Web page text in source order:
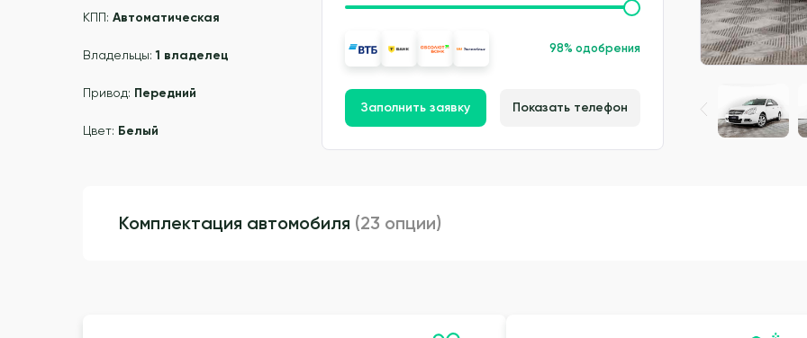
КПП: Автоматическая
Владельцы:1 владелец
Привод: Передний
Цвет: Белый
98% одобрения
Заполнить заявку Показать телефон
Комплектация автомобиля (23 опции)